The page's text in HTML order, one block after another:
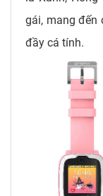
gái, mang đến
đầy cá tính.